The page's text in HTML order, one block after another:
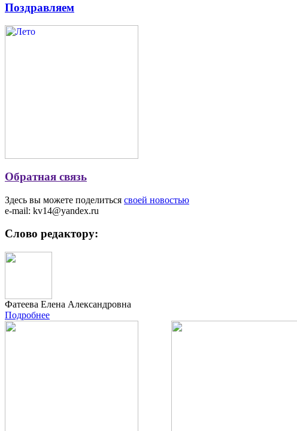
Поздравляем
Обратная связь
Здесь вы можете поделиться своей новостью
e-mail: kv14@yandex.ru
Слово редактору:
Фатеева Елена Александровна
Подробнее